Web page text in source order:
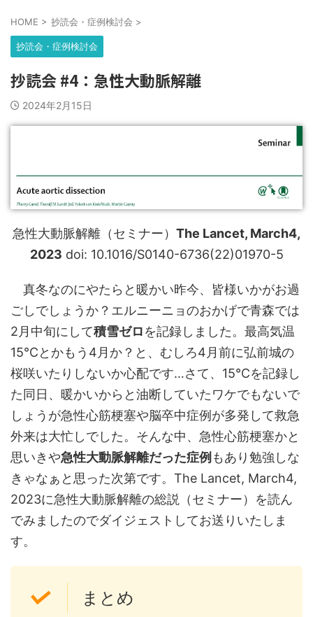
HOME > 抄読会・症例検討会 >
抄読会・症例検討会
抄読会 #4：急性大動脈解離
2024年2月15日
急性大動脈解離（セミナー） The Lancet, March4,
2023 doi: 10.1016/S0140-6736(22)01970-5
真冬なのにやたらと暖かい昨今、皆様いかがお過
ごしでしょうか？エルニーニョのおかげで青森では
2月中旬にして積雪ゼロを記録しました。最高気温
15℃とかもう4月か？と、むしろ4月前に弘前城の
桜咲いたりしないか心配です…さて、15℃を記録し
た同日、暖かいからと油断していたワケでもないで
しょうが急性心筋梗塞や脳卒中症例が多発して救急
外来は大忙しでした。そんな中、急性心筋梗塞かと
思いきや急性大動脈解離だった症例 もあり勉強しな
きゃなぁと思った次第です。The Lancet, March4,
2023に急性大動脈解離の総説（セミナー）を読ん
でみましたのでダイジェストしてお送りいたしま
す。
まとめ